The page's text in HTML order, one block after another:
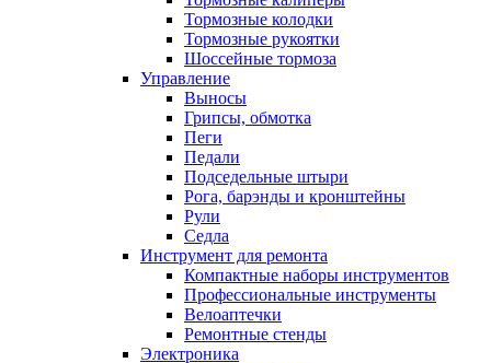
Тормозные колодки
Тормозные рукоятки
Шоссейные тормоза
Управление
Выносы
Грипсы, обмотка
Пеги
Педали
Подседельные штыри
Рога, барэнды и кронштейны
Рули
Седла
Инструмент для ремонта
Компактные наборы инструментов
Профессиональные инструменты
Велоаптечки
Ремонтные стенды
Электроника